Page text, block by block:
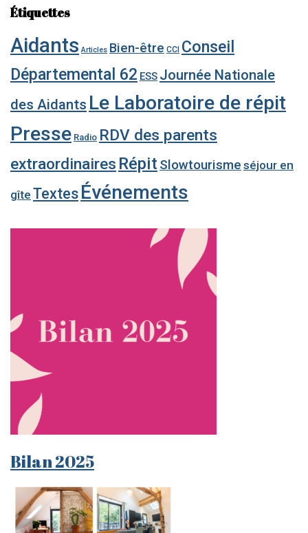
Étiquettes
Aidants Articles Bien-être CCI Conseil
Départemental 62 ESS Journée Nationale
des Aidants Le Laboratoire de répit
Presse Radio RDV des parents
extraordinaires RépitSlowtourisme séjour en
gîte Textes Événements
Bilan 2025